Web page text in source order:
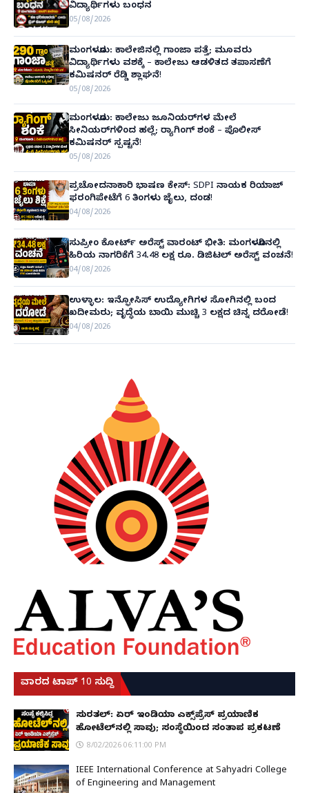
ವಿದ್ಯಾರ್ಥಿಗಳು ಬಂಧನ
05/08/2026
ಮಂಗಳೂರು: ಕಾಲೇಜಿನಲ್ಲಿ ಗಾಂಜಾ ಪತ್ತೆ; ಮೂವರು
ವಿದ್ಯಾರ್ಥಿಗಳು ವಶಕ್ಕೆ – ಕಾಲೇಜು ಆಡಳಿತದ ತಪಾಸಣೆಗೆ
ಕಮಿಷನರ್ ರೆಡ್ಡಿ ಶ್ಲಾಘನೆ!
05/08/2026
ಮಂಗಳೂರು: ಕಾಲೇಜು ಜೂನಿಯರ್‌ಗಳ ಮೇಲೆ
ಸೀನಿಯರ್‌ಗಳಿಂದ ಹಲ್ಲೆ; ರ‌್ಯಾಗಿಂಗ್ ಶಂಕೆ – ಪೊಲೀಸ್
ಕಮಿಷನರ್ ಸ್ಪಷ್ಟನೆ!
05/08/2026
ಪ್ರಚೋದನಾಕಾರಿ ಭಾಷಣ ಕೇಸ್: SDPI ನಾಯಕ ರಿಯಾಜ್
ಫರಂಗಿಪೇಟೆಗೆ 6 ತಿಂಗಳು ಜೈಲು, ದಂಡ!
04/08/2026
ಸುಪ್ರೀಂ ಕೋರ್ಟ್ ಅರೆಸ್ಟ್ ವಾರಂಟ್ ಭೀತಿ: ಮಂಗಳೂರಿನಲ್ಲಿ
ಹಿರಿಯ ನಾಗರಿಕೆಗೆ 34.48 ಲಕ್ಷ ರೂ. ಡಿಜಿಟಲ್ ಅರೆಸ್ಟ್ ವಂಚನೆ!
04/08/2026
ಉಳ್ಳಾಲ: ಇನ್ಫೋಸಿಸ್ ಉದ್ಯೋಗಿಗಳ ಸೋಗಿನಲ್ಲಿ ಬಂದ
ಖದೀಮರು; ವೃದ್ಧೆಯ ಬಾಯಿ ಮುಚ್ಚಿ 3 ಲಕ್ಷದ ಚಿನ್ನ ದರೋಡೆ!
04/08/2026
ವಾರದ ಟಾಪ್ 10 ಸುದ್ದಿ
ಸುರತ್ಕಲ್: ಏರ್ ಇಂಡಿಯಾ ಎಕ್ಸ್‌ಪ್ರೆಸ್ ಪ್ರಯಾಣಿಕ
ಹೋಟೆಲ್‌ನಲ್ಲಿ ಸಾವು; ಸಂಸ್ಥೆಯಿಂದ ಸಂತಾಪ ಪ್ರಕಟಣೆ
8/02/2026 06:11:00 PM
IEEE International Conference at Sahyadri College
of Engineering and Management